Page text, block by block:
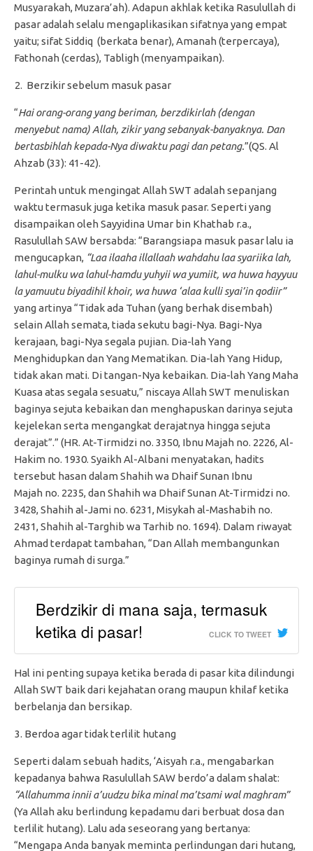
Musyarakah, Muzara’ah). Adapun akhlak ketika Rasulullah di
pasar adalah selalu mengaplikasikan sifatnya yang empat
yaitu; sifat Siddiq (berkata benar), Amanah (terpercaya),
Fathonah (cerdas), Tabligh (menyampaikan).
Berzikir sebelum masuk pasar
“Hai orang-orang yang beriman, berzdikirlah (dengan
menyebut nama) Allah, zikir yang sebanyak-banyaknya. Dan
bertasbihlah kepada-Nya diwaktu pagi dan petang.”(QS. Al
Ahzab (33): 41-42).
Perintah untuk mengingat Allah SWT adalah sepanjang
waktu termasuk juga ketika masuk pasar. Seperti yang
disampaikan oleh Sayyidina Umar bin Khathab r.a.,
Rasulullah SAW bersabda: “Barangsiapa masuk pasar lalu ia
mengucapkan, “Laa ilaaha illallaah wahdahu laa syariika lah,
lahul-mulku wa lahul-hamdu yuhyii wa yumiit, wa huwa hayyuu
la yamuutu biyadihil khoir, wa huwa ‘alaa kulli syai’in qodiir”
yang artinya “Tidak ada Tuhan (yang berhak disembah)
selain Allah semata, tiada sekutu bagi-Nya. Bagi-Nya
kerajaan, bagi-Nya segala pujian. Dia-lah Yang
Menghidupkan dan Yang Mematikan. Dia-lah Yang Hidup,
tidak akan mati. Di tangan-Nya kebaikan. Dia-lah Yang Maha
Kuasa atas segala sesuatu,” niscaya Allah SWT menuliskan
baginya sejuta kebaikan dan menghapuskan darinya sejuta
kejelekan serta mengangkat derajatnya hingga sejuta
derajat”.” (HR. At-Tirmidzi no. 3350, Ibnu Majah no. 2226, Al-
Hakim no. 1930. Syaikh Al-Albani menyatakan, hadits
tersebut hasan dalam Shahih wa Dhaif Sunan Ibnu
Majah no. 2235, dan Shahih wa Dhaif Sunan At-Tirmidzi no.
3428, Shahih al-Jami no. 6231, Misykah al-Mashabih no.
2431, Shahih al-Targhib wa Tarhib no. 1694). Dalam riwayat
Ahmad terdapat tambahan, “Dan Allah membangunkan
baginya rumah di surga.”
Berdzikir di mana saja, termasuk
ketika di pasar!
CLICK TO TWEET
Hal ini penting supaya ketika berada di pasar kita dilindungi
Allah SWT baik dari kejahatan orang maupun khilaf ketika
berbelanja dan bersikap.
Berdoa agar tidak terlilit hutang
Seperti dalam sebuah hadits, ‘Aisyah r.a., mengabarkan
kepadanya bahwa Rasulullah SAW berdo’a dalam shalat:
“Allahumma innii a’uudzu bika minal ma’tsami wal maghram”
(Ya Allah aku berlindung kepadamu dari berbuat dosa dan
terlilit hutang). Lalu ada seseorang yang bertanya:
“Mengapa Anda banyak meminta perlindungan dari hutang,